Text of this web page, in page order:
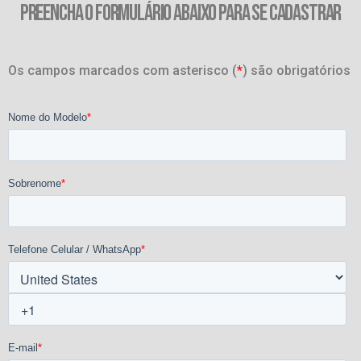
PREENCHA O FORMULÁRIO ABAIXO PARA SE CADASTRAR
Os campos marcados com asterisco (*) são obrigatórios